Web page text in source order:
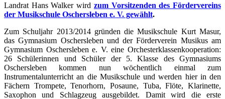
Landrat Hans Walker wird zum Vorsitzenden des Fördervereins
der Musikschule Oschersleben e. V. gewählt.
Zum Schuljahr 2013/2014 gründen die Musikschule Kurt Masur,
das Gymnasium Oschersleben und der Förderverein Musikus am
Gymnasium Oschersleben e. V. eine Orchesterklassenkooperation:
26 Schülerinnen und Schüler der 5. Klasse des Gymnasiums
Oschersleben kommen nun wöchentlich einmal zum
Instrumentalunterricht an die Musikschule und werden hier in den
Fächern Trompete, Tenorhorn, Posaune, Tuba, Flöte, Klarinette,
Saxophon und Schlagzeug ausgebildet. Damit wird die erste